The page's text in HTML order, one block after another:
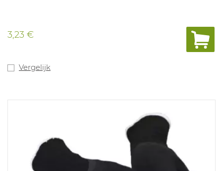
3,23 €
Vergelijk